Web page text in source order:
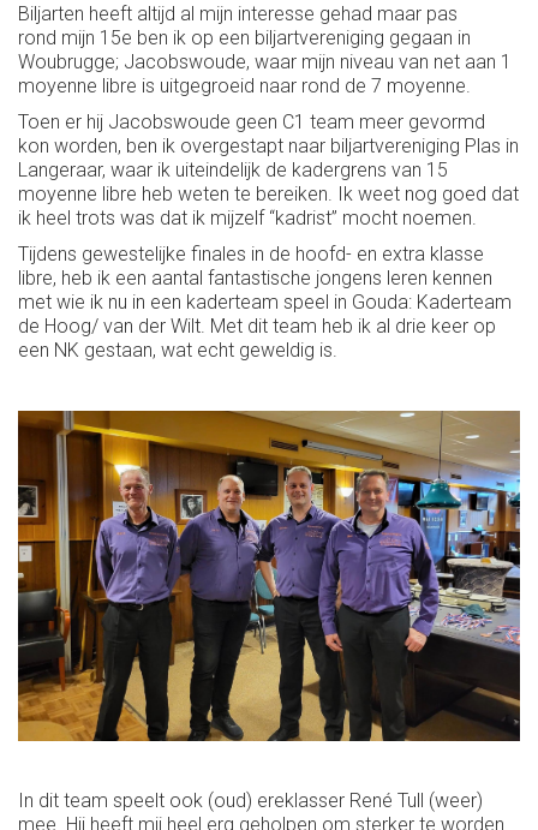
Biljarten heeft altijd al mijn interesse gehad maar pas
rond mijn 15e ben ik op een biljartvereniging gegaan in
Woubrugge; Jacobswoude, waar mijn niveau van net aan 1
moyenne libre is uitgegroeid naar rond de 7 moyenne.
Toen er hij Jacobswoude geen C1 team meer gevormd
kon worden, ben ik overgestapt naar biljartvereniging Plas in
Langeraar, waar ik uiteindelijk de kadergrens van 15
moyenne libre heb weten te bereiken. Ik weet nog goed dat
ik heel trots was dat ik mijzelf “kadrist” mocht noemen.
Tijdens gewestelijke finales in de hoofd- en extra klasse
libre, heb ik een aantal fantastische jongens leren kennen
met wie ik nu in een kaderteam speel in Gouda: Kaderteam
de Hoog/ van der Wilt. Met dit team heb ik al drie keer op
een NK gestaan, wat echt geweldig is.
In dit team speelt ook (oud) ereklasser René Tull (weer)
mee. Hij heeft mij heel erg geholpen om sterker te worden